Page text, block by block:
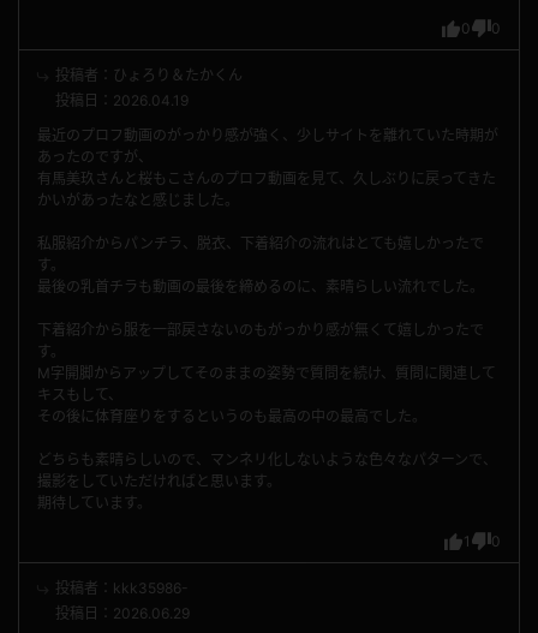
0 0
投稿者：ひょろり＆たかくん
投稿日：2026.04.19
1 0
最近のプロフ動画のがっかり感が強く、少しサイトを離れていた時期が
あったのですが、
有馬美玖さんと桜もこさんのプロフ動画を見て、久しぶりに戻ってきた
かいがあったなと感じました。
私服紹介からパンチラ、脱衣、下着紹介の流れはとても嬉しかったで
す。
最後の乳首チラも動画の最後を締めるのに、素晴らしい流れでした。
下着紹介から服を一部戻さないのもがっかり感が無くて嬉しかったで
す。
M字開脚からアップしてそのままの姿勢で質問を続け、質問に関連して
キスもして、
その後に体育座りをするというのも最高の中の最高でした。
どちらも素晴らしいので、マンネリ化しないような色々なパターンで、
撮影をしていただければと思います。
期待しています。
投稿者：kkk35986-
投稿日：2026.06.29